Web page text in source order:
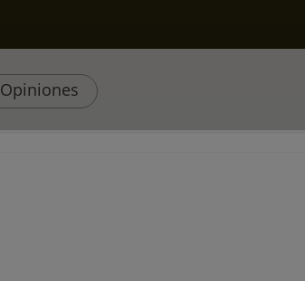
Opiniones